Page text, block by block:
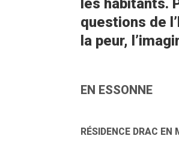
questions de
la peur,
EN ESSONNE
RÉSIDENCE DRAC